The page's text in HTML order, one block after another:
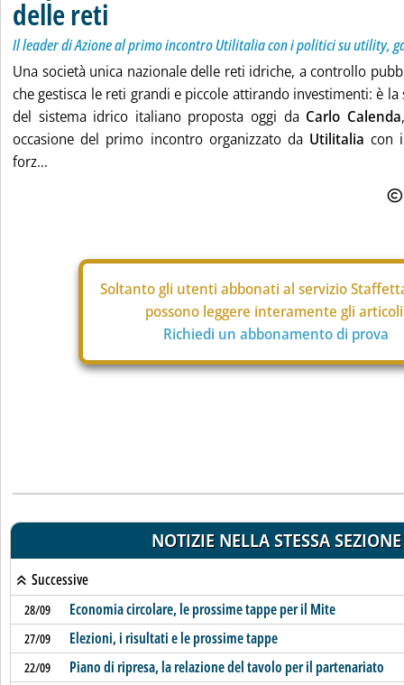
delle reti
Il leader di Azione al primo incontro Utilitalia con i politici su utility,
Una società unica nazionale delle reti idriche, a controllo
che gestisca le reti grandi e piccole attirando investimenti: è la
del sistema idrico italiano proposta oggi da Carlo Calenda
occasione del primo incontro organizzato da Utilitalia con
forz...
Soltanto gli utenti abbonati al servizio
possono leggere interamente gli
Richiedi un abbonamento di prova
NOTIZIE NELLA STESSA SEZIONE
Successive
28/09 Economia circolare, le prossime tappe per il Mite
27/09 Elezioni, i risultati e le prossime tappe
22/09 Piano di ripresa, la relazione del tavolo per il partenariato